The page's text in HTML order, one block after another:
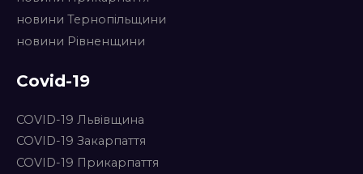
новини Тернопільщини
новини Рівненщини
Covid-19
COVID-19 Львівщина
COVID-19 Закарпаття
COVID-19 Прикарпаття